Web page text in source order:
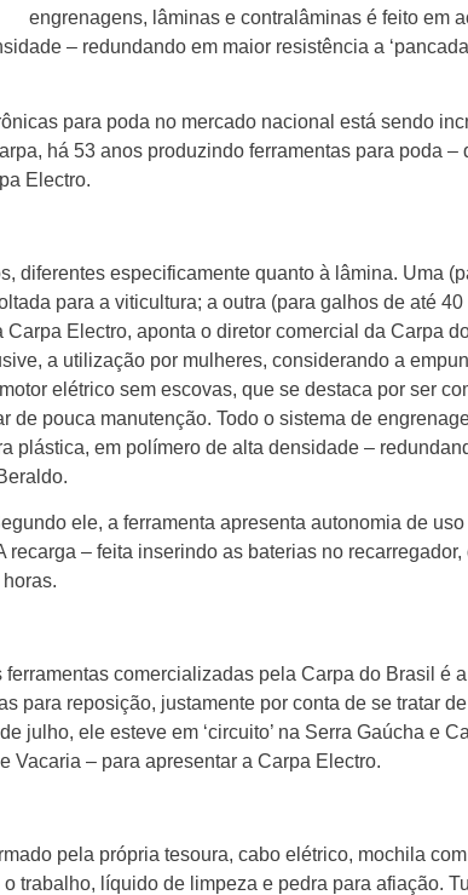
engrenagens, lâminas e contralâminas é feito em
– redundando em maior resistência a
para poda no mercado nacional está sendo
há 53 anos produzindo ferramentas para poda
Electro.
diferentes especificamente quanto à lâmina. Uma
para a viticultura; a outra (para galhos de até
Electro, aponta o diretor comercial da Carpa
a utilização por mulheres, considerando a
elétrico sem escovas, que se destaca por ser
de pouca manutenção. Todo o sistema de
plástica, em polímero de alta densidade –
ele, a ferramenta apresenta autonomia de
recarga – feita inserindo as baterias no
comercializadas pela Carpa do Brasil é
para reposição, justamente por conta de se tratar
julho, ele esteve em ‘circuito’ na Serra Gaúcha e
Vacaria – para apresentar a Carpa Electro.
pela própria tesoura, cabo elétrico, mochila
trabalho, líquido de limpeza e pedra para afiação.